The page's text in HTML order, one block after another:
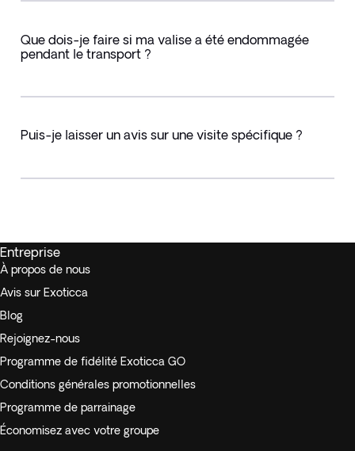
Que dois-je faire si ma valise a été endommagée
pendant le transport ?
Puis-je laisser un avis sur une visite spécifique ?